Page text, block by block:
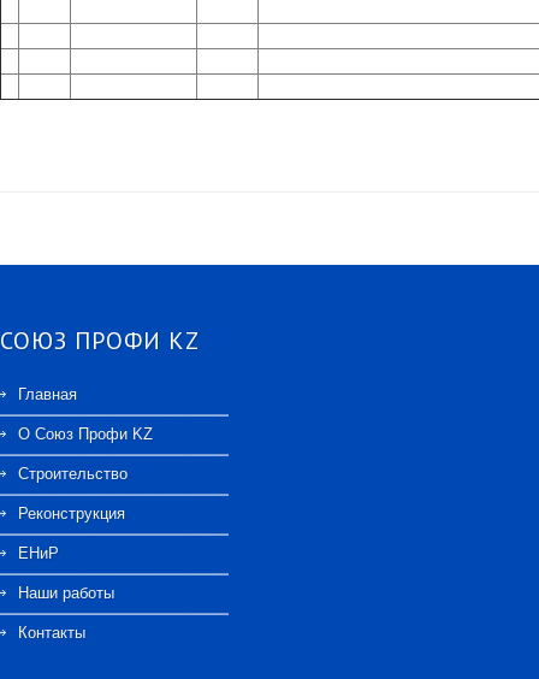
СОЮЗ ПРОФИ KZ
Главная
О Союз Профи KZ
Строительство
Реконструкция
ЕНиР
Наши работы
Контакты